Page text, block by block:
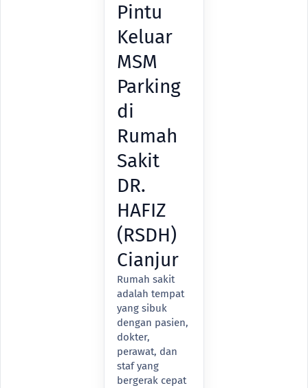
Pintu
Keluar
MSM
Parking
di
Rumah
Sakit
DR.
HAFIZ
(RSDH)
Cianjur
Rumah sakit
adalah tempat
yang sibuk
dengan pasien,
dokter,
perawat, dan
staf yang
bergerak cepat